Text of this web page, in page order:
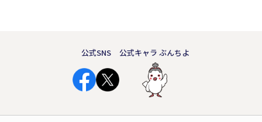
公式SNS 公式キャラ ぶんちよ